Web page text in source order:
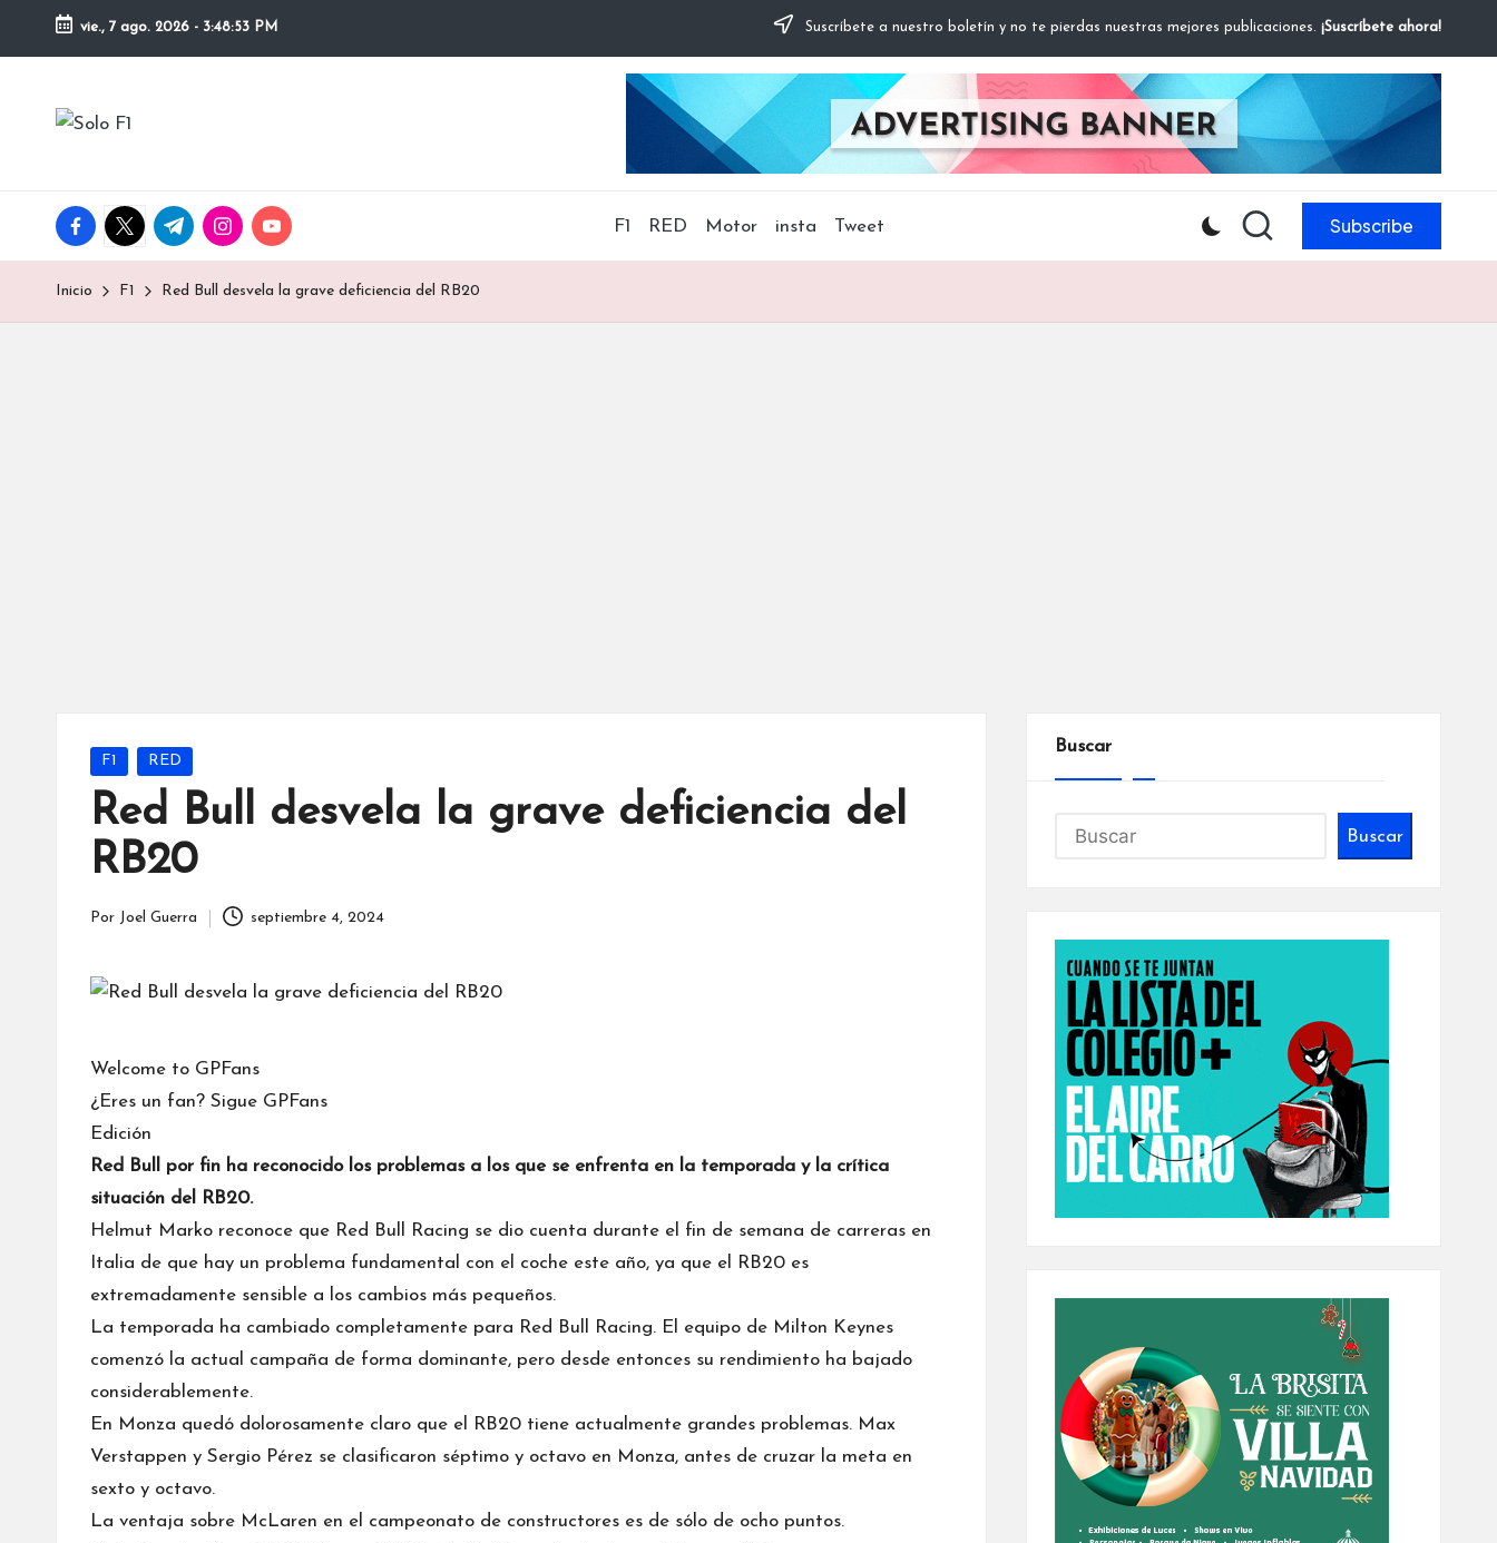
Saltar
contenido
vie., 7 ago. 2026 - 3:48:54 PM Suscríbete a nuestro boletín y no te pierdas nuestras mejores publicaciones. ¡Suscríbete ahora!
S
l
o
F
Para
la
F1
facebook.com
twitter.com
t.me instagram.com
youtube.com F1 RED Motor insta Tweet Subscribe
Inicio F1 Red Bull desvela la grave deficiencia del RB20
Publicada
en
F1 RED
Red Bull desvela la grave deficiencia del
RB20
Por Joel Guerra septiembre 4, 2024
Welcome to GPFans
¿Eres un fan? Sigue GPFans
Edición
Red Bull por fin ha reconocido los problemas a los que se enfrenta en la temporada y la crítica
situación del RB20.
Helmut Marko reconoce que Red Bull Racing se dio cuenta durante el fin de semana de carreras en
Italia de que hay un problema fundamental con el coche este año, ya que el RB20 es
extremadamente sensible a los cambios más pequeños.
La temporada ha cambiado completamente para Red Bull Racing. El equipo de Milton Keynes
comenzó la actual campaña de forma dominante, pero desde entonces su rendimiento ha bajado
considerablemente.
En Monza quedó dolorosamente claro que el RB20 tiene actualmente grandes problemas. Max
Verstappen y Sergio Pérez se clasificaron séptimo y octavo en Monza, antes de cruzar la meta en
sexto y octavo.
La ventaja sobre McLaren en el campeonato de constructores es de sólo de ocho puntos.
Buscar
Buscar